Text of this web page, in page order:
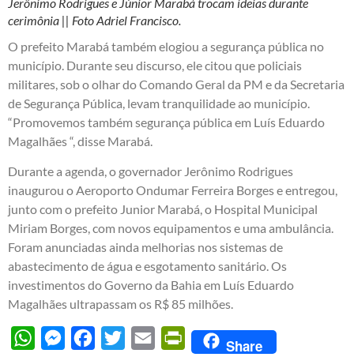
cerimônia || Foto Adriel Francisco.
O prefeito Marabá também elogiou a segurança pública no
município. Durante seu discurso, ele citou que policiais
militares, sob o olhar do Comando Geral da PM e da Secretaria
de Segurança Pública, levam tranquilidade ao município.
“Promovemos também segurança pública em Luís Eduardo
Magalhães “, disse Marabá.
Durante a agenda, o governador Jerônimo Rodrigues
inaugurou o Aeroporto Ondumar Ferreira Borges e entregou,
junto com o prefeito Junior Marabá, o Hospital Municipal
Miriam Borges, com novos equipamentos e uma ambulância.
Foram anunciadas ainda melhorias nos sistemas de
abastecimento de água e esgotamento sanitário. Os
investimentos do Governo da Bahia em Luís Eduardo
Magalhães ultrapassam os R$ 85 milhões.
WhatsAppMessengerFacebook
Twitter Email PrintFriendly
Share